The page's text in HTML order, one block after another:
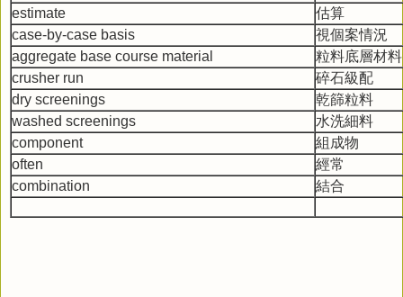
estimate
估算
case-by-case basis
視個案情況
aggregate base course material
粒料底層材料
crusher run
碎石級配
dry screenings
乾篩粒料
washed screenings
水洗細料
component
組成物
often
經常
combination
結合